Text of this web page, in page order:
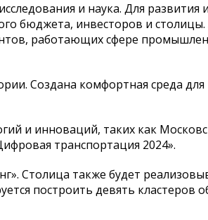
и наука. Для развития
бюджета, инвесторов и столицы.
работающих сфере
Создана комфортная среда для
и инноваций, таких как
транспортация 2024».
Столица также будет
построить девять кластеров